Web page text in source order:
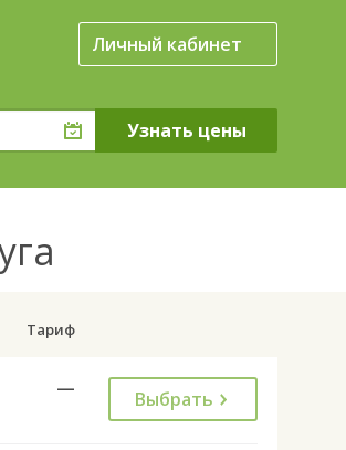
Личный кабинет
Тариф
— Выбрать